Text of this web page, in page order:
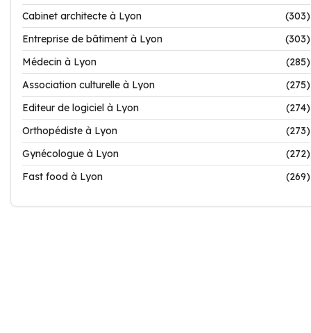
Cabinet architecte à Lyon
(303)
Entreprise de bâtiment à Lyon
(303)
Médecin à Lyon
(285)
Association culturelle à Lyon
(275)
Editeur de logiciel à Lyon
(274)
Orthopédiste à Lyon
(273)
Gynécologue à Lyon
(272)
Fast food à Lyon
(269)